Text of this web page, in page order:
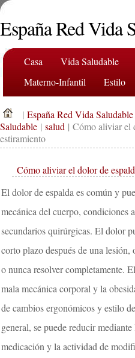
España Red Vida
Casa Vida Saludable
Materno-Infantil
Estilo
| España Red Vida Saludable
Saludable | salud | Cómo aliviar el
estiramiento
Cómo aliviar el dolor de
El dolor de espalda es común y
mecánica del cuerpo, condiciones
secundarios quirúrgicas. El dolor
corto plazo después de una
o nunca resolver completamente.
mala mecánica corporal y la
de cambios ergonómicos y estilo
general, se puede reducir
medicación y la actividad de